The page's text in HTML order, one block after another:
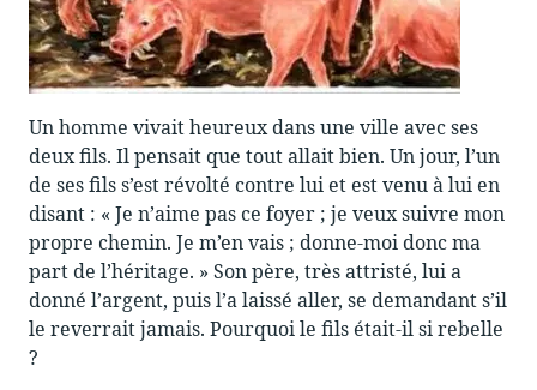
Un homme vivait heureux dans une ville avec ses
deux fils. Il pensait que tout allait bien. Un jour, l’un
de ses fils s’est révolté contre lui et est venu à lui en
disant : « Je n’aime pas ce foyer ; je veux suivre mon
propre chemin. Je m’en vais ; donne-moi donc ma
part de l’héritage. » Son père, très attristé, lui a
donné l’argent, puis l’a laissé aller, se demandant s’il
le reverrait jamais. Pourquoi le fils était-il si rebelle
?